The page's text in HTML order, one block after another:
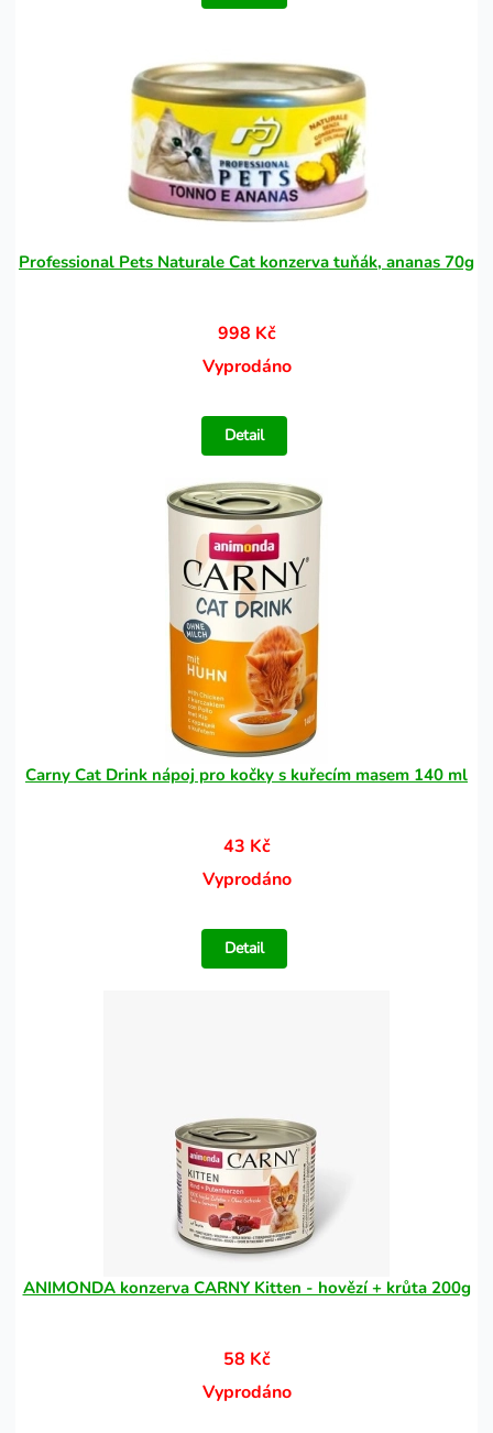
Professional Pets Naturale Cat konzerva tuňák, ananas 70g
998 Kč
Vyprodáno
Detail
Carny Cat Drink nápoj pro kočky s kuřecím masem 140 ml
43 Kč
Vyprodáno
Detail
ANIMONDA konzerva CARNY Kitten - hovězí + krůta 200g
58 Kč
Vyprodáno